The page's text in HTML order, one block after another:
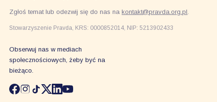
Zgłoś temat lub odezwij się do nas nakontakt@pravda.org.pl
Stowarzyszenie Pravda, KRS: 0000852014, NIP: 5213902433
Obserwuj nas w mediach
społecznościowych, żeby być na
bieżąco.